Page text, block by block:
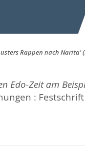
Rappen nach
Edo-Zeit am
: